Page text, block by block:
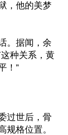
，他的美梦
。据闻，余
种关系，黄
！”
过世后，骨
规格位置。